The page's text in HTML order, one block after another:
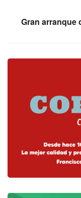
Gran arranque